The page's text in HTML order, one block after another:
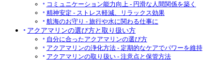
コミュニケーション能力向上 - 円滑な人間関係を築く
精神安定 - ストレス軽減、リラックス効果
航海のお守り - 旅行や水に関わる仕事に
アクアマリンの選び方と取り扱い方
自分に合ったアクアマリンの選び方
アクアマリンの浄化方法 - 定期的なケアでパワーを維持
アクアマリンの取り扱い - 注意点と保管方法